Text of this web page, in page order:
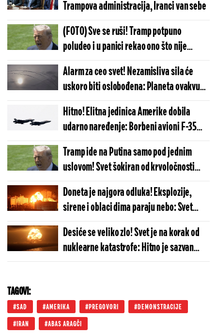
Trampova administracija, Iranci van sebe
(FOTO) Sve se ruši! Tramp potpuno
poludeo i u panici rekao ono što nije
trebalo: Istina će brzo izaći na videlo
Alarm za ceo svet! Nezamisliva sila će
uskoro biti oslobođena: Planeta ovakvu
odmazdu još nije videla
Hitno! Elitna jedinica Amerike dobila
udarno naređenje: Borbeni avioni F-35
dignuti na nebo - Svi znaju šta sada sledi
Tramp ide na Putina samo pod jednim
uslovom! Svet šokiran od krvoločnosti
kojoj nema kraja: Da li je ovo moguće?
Doneta je najgora odluka! Eksplozije,
sirene i oblaci dima paraju nebo: Svet
definitivno ide u propast, spremite se za
totalnu katastrofu
Desiće se veliko zlo! Svet je na korak od
nuklearne katastrofe: Hitno je sazvan
sastanak, neće se dobro završiti
TAGOVI:
SAD AMERIKA PREGOVORI DEMONSTRACIJE
IRAN ABAS ARAGČI